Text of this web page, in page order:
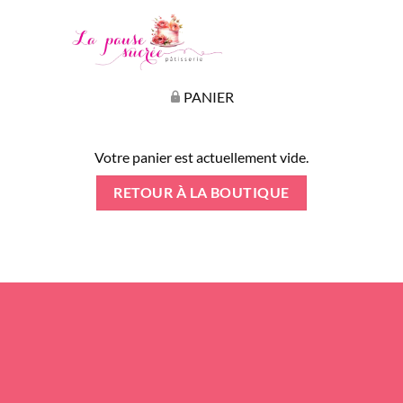
PANIER
Votre panier est actuellement vide.
RETOUR À LA BOUTIQUE